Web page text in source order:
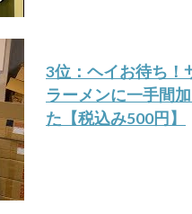
3位：ヘイお待ち！
ラーメンに一手間
た【税込み500円】